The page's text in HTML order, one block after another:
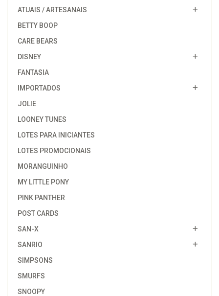
ATUAIS / ARTESANAIS
BETTY BOOP
CARE BEARS
DISNEY
FANTASIA
IMPORTADOS
JOLIE
LOONEY TUNES
LOTES PARA INICIANTES
LOTES PROMOCIONAIS
MORANGUINHO
MY LITTLE PONY
PINK PANTHER
POST CARDS
SAN-X
SANRIO
SIMPSONS
SMURFS
SNOOPY